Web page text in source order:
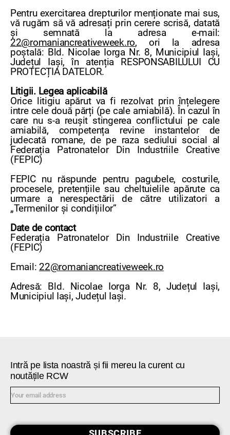
Pentru exercitarea drepturilor menționate mai sus,
vă rugăm să vă adresați prin cerere scrisă, datată
și semnată la adresa e-mail:
22@romaniancreativeweek.ro, ori la adresa
poștală: Bld. Nicolae Iorga Nr. 8, Municipiul Iași,
Județul Iași, în atenția RESPONSABILULUI CU
PROTECȚIA DATELOR.
Litigii. Legea aplicabilă
Orice litigiu apărut va fi rezolvat prin înțelegere
intre cele două părți (pe cale amiabilă). În cazul în
care nu s-a reușit stingerea conflictului pe cale
amiabilă, competența revine instantelor de
judecată romane, de pe raza sediului social al
Federația Patronatelor Din Industriile Creative
(FEPIC)
FEPIC nu răspunde pentru pagubele, costurile,
procesele, pretențiile sau cheltuielile apărute ca
urmare a nerespectării de către utilizatori a
„Termenilor și condițiilor”
Date de contact
Federația Patronatelor Din Industriile Creative
(FEPIC)
Email: 22@romaniancreativeweek.ro
Adresă: Bld. Nicolae Iorga Nr. 8, Județul Iași,
Municipiul Iași, Județul Iași.
Intră pe lista noastră și fii mereu la curent cu
noutățile RCW